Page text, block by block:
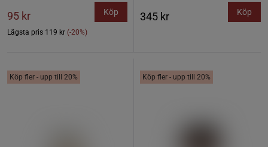
95 kr
Lägsta pris 119 kr (-20%)
Köp 345 kr Köp
Köp fler - upp till 20% Köp fler - upp till 20%